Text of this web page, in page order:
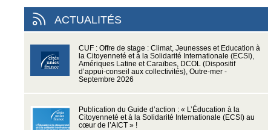
ACTUALITÉS
CUF : Offre de stage : Climat, Jeunesses et Education à
la Citoyenneté et à la Solidarité Internationale (ECSI),
Amériques Latine et Caraïbes, DCOL (Dispositif
d’appui-conseil aux collectivités), Outre-mer -
Septembre 2026
Publication du Guide d’action : « L’Éducation à la
Citoyenneté et à la Solidarité Internationale (ECSI) au
cœur de l’AICT » !